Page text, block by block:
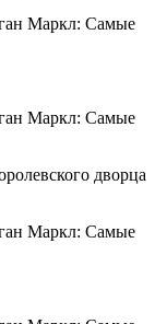
дворца